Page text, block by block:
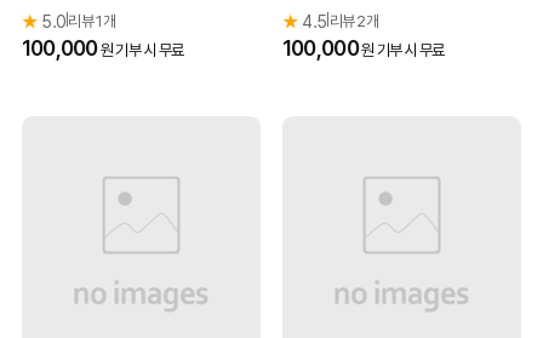
★5.0 리뷰 1개
100,000원 기부 시 무료
★ 4.5 리뷰 2개
100,000원 기부 시 무료